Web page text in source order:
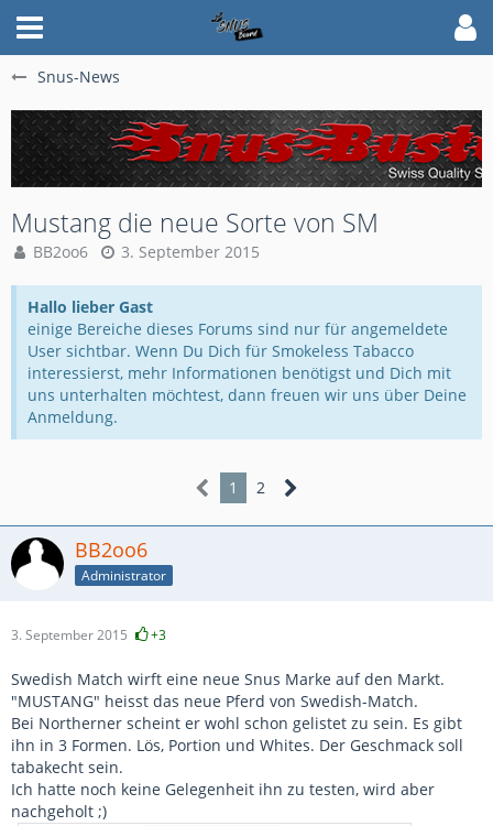
Snus-News
Mustang die neue Sorte von SM
BB2oo6 3. September 2015
Hallo lieber Gast
einige Bereiche dieses Forums sind nur für angemeldete
User sichtbar. Wenn Du Dich für Smokeless Tabacco
interessierst, mehr Informationen benötigst und Dich mit
uns unterhalten möchtest, dann freuen wir uns über Deine
Anmeldung.
1 2
BB2oo6
Administrator
3. September 2015 +3
Swedish Match wirft eine neue Snus Marke auf den Markt.
"MUSTANG" heisst das neue Pferd von Swedish-Match.
Bei Northerner scheint er wohl schon gelistet zu sein. Es gibt
ihn in 3 Formen. Lös, Portion und Whites. Der Geschmack soll
tabakecht sein.
Ich hatte noch keine Gelegenheit ihn zu testen, wird aber
nachgeholt ;)